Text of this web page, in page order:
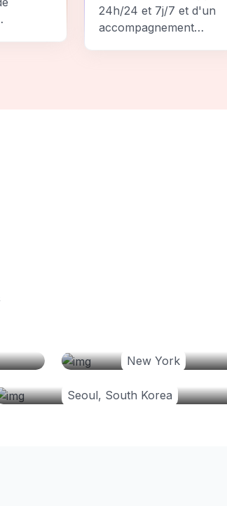
24h/24 et 7j/7 et d'un
accompagnement
New York
Seoul, South Korea